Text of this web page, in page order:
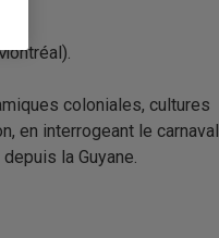
coloniales, cultures
en interrogeant le carnaval
la Guyane.